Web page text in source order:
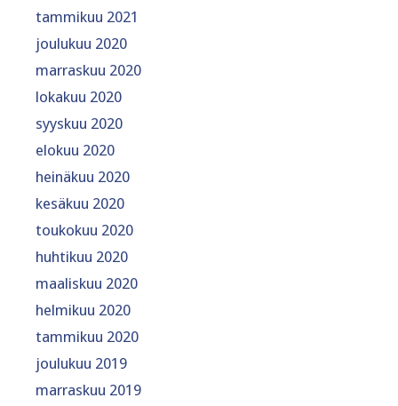
tammikuu 2021
joulukuu 2020
marraskuu 2020
lokakuu 2020
syyskuu 2020
elokuu 2020
heinäkuu 2020
kesäkuu 2020
toukokuu 2020
huhtikuu 2020
maaliskuu 2020
helmikuu 2020
tammikuu 2020
joulukuu 2019
marraskuu 2019